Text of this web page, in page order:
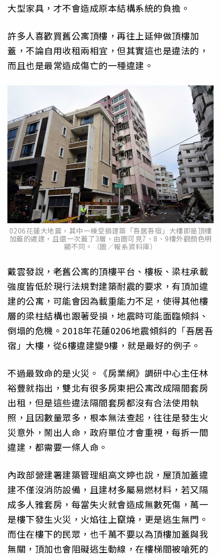
大型家具，才不會造成原本結構系統的負擔。
許多人喜歡買舊公寓頂樓，再往上延伸做頂樓加
蓋，不論自用收租兩相宜，但其實這也是違法的，
而且也是最常造成傷亡的一種違建。
0206花蓮大地震，其中一棟受損建築「吾居吾宿」大樓即是頂樓
加蓋的違建，且還一次蓋了3層，由圖可見7、8、9樓外觀顏色明
顯不同。（圖／報系資料庫）
戴雲發說，老舊公寓的頂樓平台、樓板、梁柱承載
強度皆低於現行法規對建築耐震的要求，有頂加違
建的公寓，可能會因為載重能力不足，使得其他樓
層的梁柱結構也跟著受損，地震時可能面臨傾斜、
倒塌的危機。2018年花蓮0206地震傾斜的「吾居吾
宿」大樓，從6樓違建變9樓，就是最好的例子。
不過最致命的是火災。《房業網》調研中心主任林
裕豐就指出，雙北有很多房東把公寓改成隔間套房
出租，但是這些違法隔間套房都沒有合法使用執
照，且因數量眾多，根本無法查起，往往是發生火
災意外，鬧出人命，政府單位才會重視，每拆一間
違建，都需要一條人命。
內政部營建署建築管理組高文婷也說，屋頂加蓋違
建不僅沒消防設備，且建材多屬易燃材料，若又隔
成多人雅套房，每當失火就會造成無數死傷，萬一
是樓下發生火災，火焰往上竄燒，更是逃生無門。
而住在樓下的民眾，也千萬不要以為頂樓加蓋與我
無關，頂加也會阻礙逃生動線，在樓梯間被嗆死的